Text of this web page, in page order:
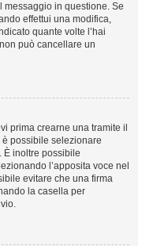
messaggio in questione. Se
effettui una modifica,
quante volte l’hai
può cancellare un
prima crearne una tramite il
possibile selezionare
È inoltre possibile
l’apposita voce nel
evitare che una firma
la casella per